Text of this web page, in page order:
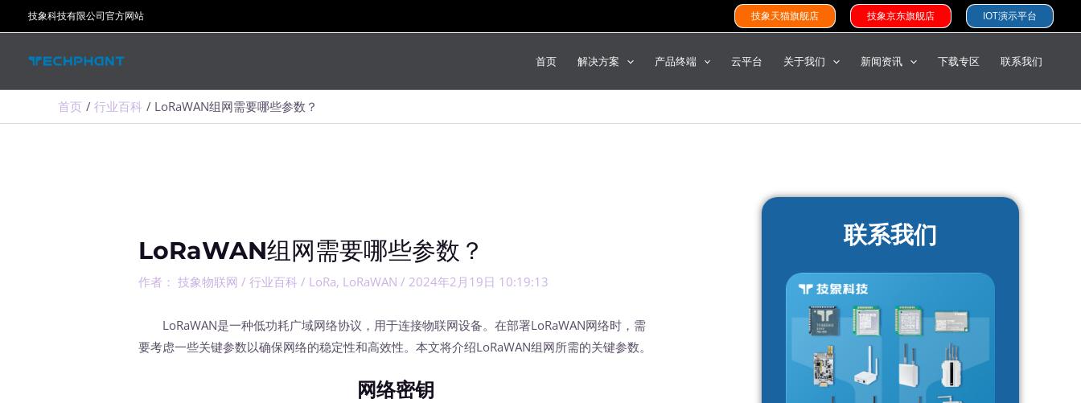
至
技象科技有限公司官方网站 技象天猫旗舰店 技象京东旗舰店 IOT演示平台
首页 解决方案 产品终端 云平台 关于我们 新闻资讯 下载专区 联系我们
首页 行业百科 LoRaWAN组网需要哪些参数？
LoRaWAN组网需要哪些参数？
作者： 技象物联网/行业百科 / LoRa, LoRaWAN / 2024年2月19日 10:19:13
LoRaWAN是一种低功耗广域网络协议，用于连接物联网设备。在部署LoRaWAN网络时，需
要考虑一些关键参数以确保网络的稳定性和高效性。本文将介绍LoRaWAN组网所需的关键参数。
网络密钥
联系我们